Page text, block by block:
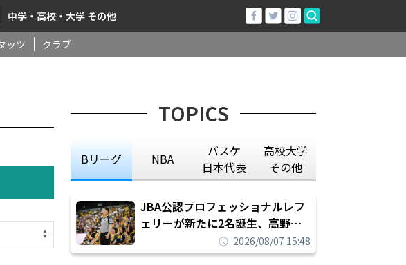
中学・高校・大学 その他
ッツ
クラブ
TOPICS
Bリーグ NBA
バスケ
日本代表
高校大学
その他
JBA公認プロフェッショナルレフ
ェリーが新たに2名誕生、高野晃
平は16年間続けた会社員生活に別
れを告げてプロ転向を決断
2026/08/07 15:48